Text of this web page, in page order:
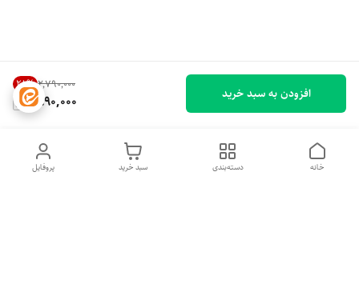
۲٬۷۹۰٬۰۰۰ 28%
1,990,000 افزودن به سبد خرید
پروفایل سبد خرید دسته‌بندی خانه